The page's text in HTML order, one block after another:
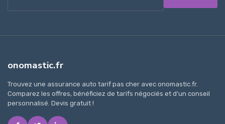
onomastic.fr
Trouvez une assurance auto tarif pas cher avec onomastic.fr.
Comparez les offres, bénéficiez de tarifs négociés et d'un conseil
personnalisé. Devis gratuit !